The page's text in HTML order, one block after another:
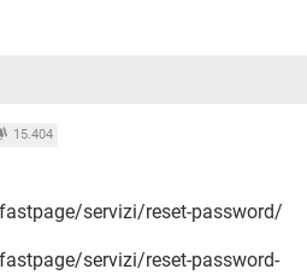
15.404
servizi/reset-password/
servizi/reset-password-